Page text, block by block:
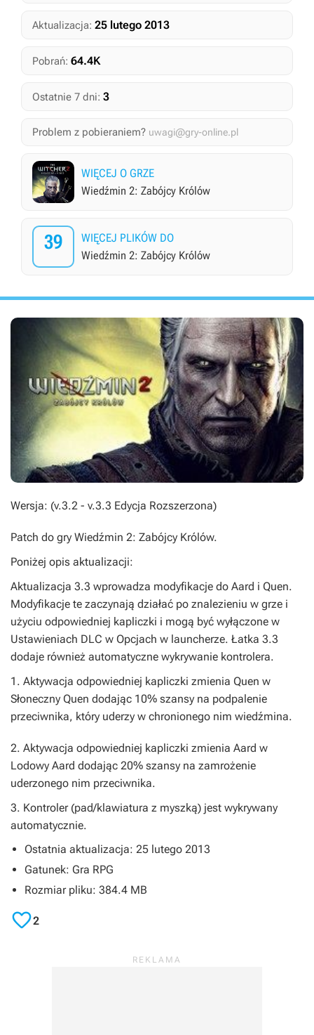
Aktualizacja: 25 lutego 2013
Pobrań: 64.4K
Ostatnie 7 dni: 3
Problem z pobieraniem? uwagi@gry-online.pl
WIĘCEJ O GRZE
Wiedźmin 2: Zabójcy Królów
39
WIĘCEJ PLIKÓW DO
Wiedźmin 2: Zabójcy Królów
Wersja: (v.3.2 - v.3.3 Edycja Rozszerzona)
Patch do gry Wiedźmin 2: Zabójcy Królów.
Poniżej opis aktualizacji:
Aktualizacja 3.3 wprowadza modyfikacje do Aard i Quen.
Modyfikacje te zaczynają działać po znalezieniu w grze i
użyciu odpowiedniej kapliczki i mogą być wyłączone w
Ustawieniach DLC w Opcjach w launcherze. Łatka 3.3
dodaje również automatyczne wykrywanie kontrolera.
1. Aktywacja odpowiedniej kapliczki zmienia Quen w
Słoneczny Quen dodając 10% szansy na podpalenie
przeciwnika, który uderzy w chronionego nim wiedźmina.
2. Aktywacja odpowiedniej kapliczki zmienia Aard w
Lodowy Aard dodając 20% szansy na zamrożenie
uderzonego nim przeciwnika.
3. Kontroler (pad/klawiatura z myszką) jest wykrywany
automatycznie.
Ostatnia aktualizacja: 25 lutego 2013
Gatunek: Gra RPG
Rozmiar pliku: 384.4 MB
2